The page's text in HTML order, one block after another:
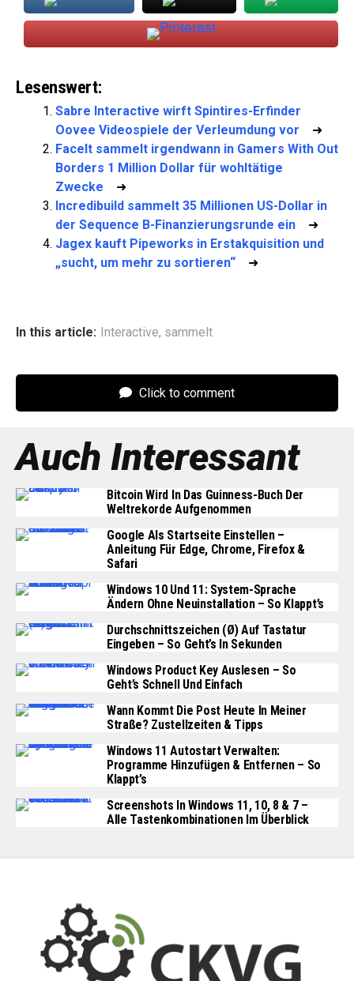
Lesenswert:
Sabre Interactive wirft Spintires-Erfinder
Oovee Videospiele der Verleumdung vor ➜
FaceIt sammelt irgendwann in Gamers With Out
Borders 1 Million Dollar für wohltätige
Zwecke ➜
Incredibuild sammelt 35 Millionen US-Dollar in
der Sequence B-Finanzierungsrunde ein ➜
Jagex kauft Pipeworks in Erstakquisition und
„sucht, um mehr zu sortieren“ ➜
In this article: Interactive, sammelt
Click to comment
Auch Interessant
Bitcoin Wird In Das Guinness-Buch Der
Weltrekorde Aufgenommen
Google Als Startseite Einstellen –
Anleitung Für Edge, Chrome, Firefox &
Safari
Windows 10 Und 11: System-Sprache
Ändern Ohne Neuinstallation – So Klappt’s
Durchschnittszeichen (Ø) Auf Tastatur
Eingeben – So Geht’s In Sekunden
Windows Product Key Auslesen – So
Geht’s Schnell Und Einfach
Wann Kommt Die Post Heute In Meiner
Straße? Zustellzeiten & Tipps
Windows 11 Autostart Verwalten:
Programme Hinzufügen & Entfernen – So
Klappt’s
Screenshots In Windows 11, 10, 8 & 7 –
Alle Tastenkombinationen Im Überblick